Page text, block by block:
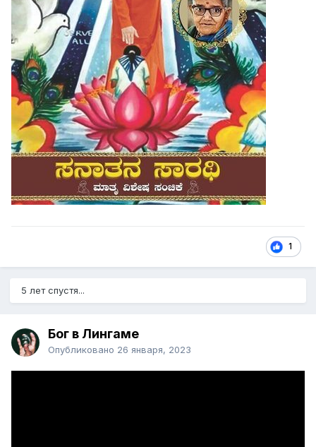
1
5 лет спустя...
Бог в Лингаме
Опубликовано 26 января, 2023